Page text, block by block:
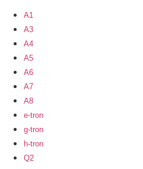
A1
A3
A4
A5
A6
A7
A8
e-tron
g-tron
h-tron
Q2